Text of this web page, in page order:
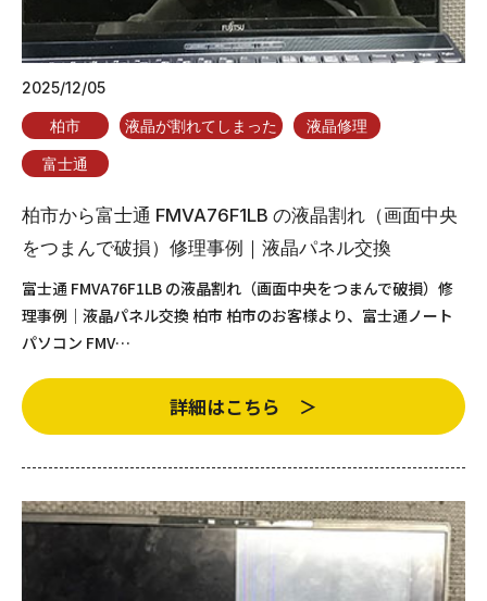
2025/12/05
柏市 液晶が割れてしまった 液晶修理
富士通
柏市から富士通 FMVA76F1LB の液晶割れ（画面中央
をつまんで破損）修理事例｜液晶パネル交換
富士通 FMVA76F1LB の液晶割れ（画面中央をつまんで破損）修
理事例｜液晶パネル交換 柏市 柏市のお客様より、富士通ノート
パソコン FMV…
詳細はこちら ＞